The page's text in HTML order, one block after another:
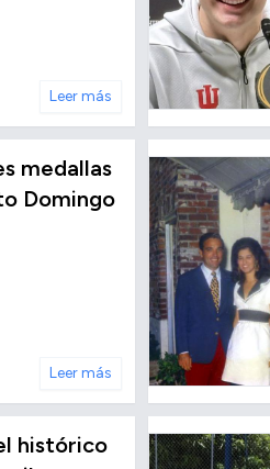
Leer más
medallas
Domingo
Leer más
histórico